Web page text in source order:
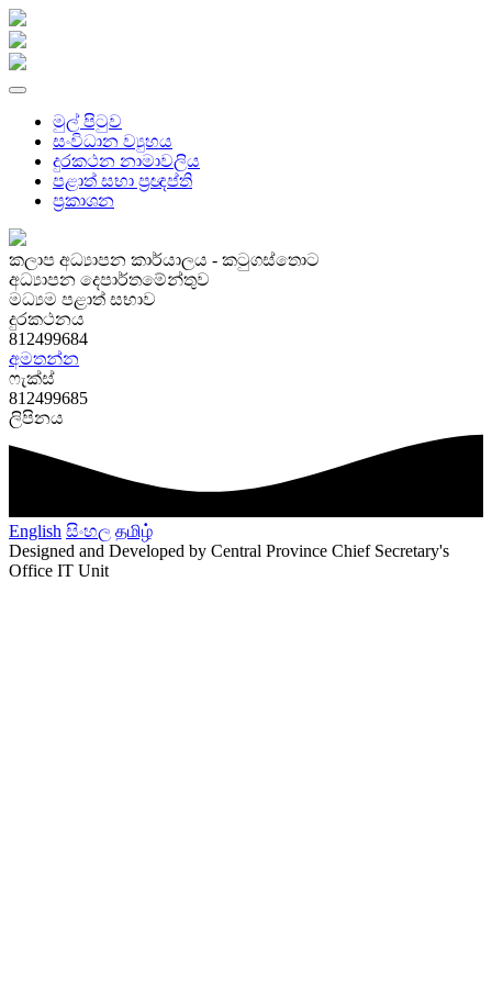
මුල් පිටුව
සංවිධාන ව්‍යුහය
දුරකථන නාමාවලිය
පළාත් සභා ප්‍රඥප්ති
ප්‍රකාශන
කලාප අධ්‍යාපන කාර්යාලය - කටුගස්තොට
අධ්‍යාපන දෙපාර්තමේන්තුව
මධ්‍යම පළාත් සභාව
දුරකථනය
812499684
අමතන්න
ෆැක්ස්
812499685
ලිපිනය
English සිංහල தமிழ்
Designed and Developed by Central Province Chief Secretary's
Office IT Unit